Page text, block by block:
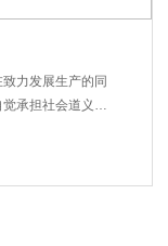
力发展生产的同
承担社会道义和
由、商业道德等